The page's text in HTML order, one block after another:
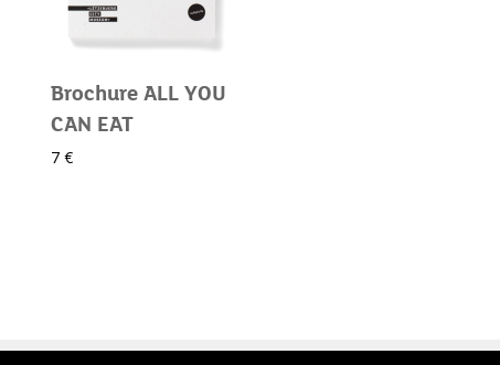
Brochure ALL YOU
CAN EAT
7 €